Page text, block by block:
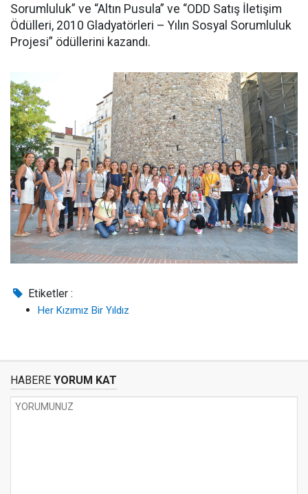
Sorumluluk” ve “Altın Pusula” ve “ODD Satış İletişim
Ödülleri, 2010 Gladyatörleri – Yılın Sosyal Sorumluluk
Projesi” ödüllerini kazandı.
Etiketler :
Her Kızımız Bir Yıldız
HABERE YORUM KAT